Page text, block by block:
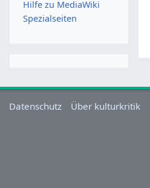
Hilfe zu MediaWiki
Spezialseiten
Datenschutz Über kulturkritik